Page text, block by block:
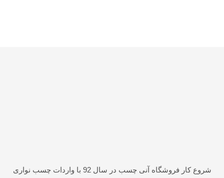
شروع کار فروشگاه آنی چسب در سال 92 با واردات چسب نواری